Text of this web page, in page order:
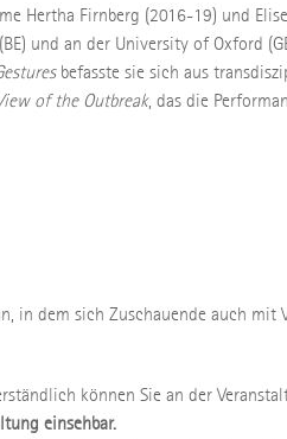
Hertha Firnberg (2016-19) und
und an der University of Oxford
befasste sie sich aus
of the Outbreak, das die
dem sich Zuschauende auch
können Sie an der
einsehbar.